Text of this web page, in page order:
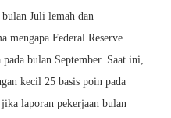
Juli lemah dan
mengapa Federal Reserve
bulan September. Saat ini,
kecil 25 basis poin pada
laporan pekerjaan bulan